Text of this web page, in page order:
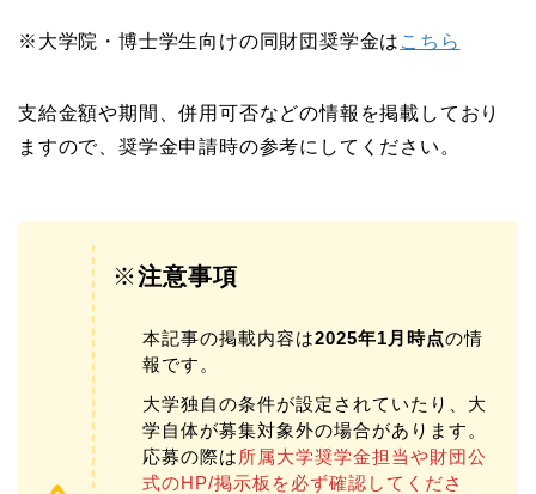
※大学院・博士学生向けの同財団奨学金は こちら
支給金額や期間、併用可否などの情報を掲載しており
ますので、奨学金申請時の参考にしてください。
※注意事項
本記事の掲載内容は2025年1月時点の情
報です。
大学独自の条件が設定されていたり、大
学自体が募集対象外の場合があります。
応募の際は 所属大学奨学金担当や財団公
式のHP/掲示板を必ず確認してくださ